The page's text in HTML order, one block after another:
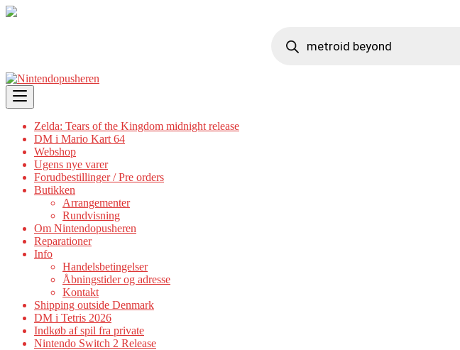
search
Skip
to
content
Zelda: Tears of the Kingdom midnight release
DM i Mario Kart 64
Webshop
Ugens nye varer
Forudbestillinger / Pre orders
Butikken
Arrangementer
Rundvisning
Om Nintendopusheren
Reparationer
Info
Handelsbetingelser
Åbningstider og adresse
Kontakt
Shipping outside Denmark
DM i Tetris 2026
Indkøb af spil fra private
Nintendo Switch 2 Release